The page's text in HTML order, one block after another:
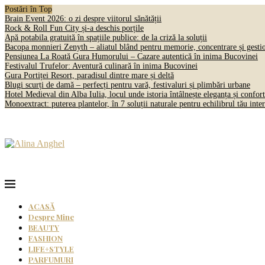
Postări în Top
Brain Event 2026: o zi despre viitorul sănătății
Rock & Roll Fun City și-a deschis porțile
Apă potabila gratuită în spațiile publice: de la criză la soluții
Bacopa monnieri Zenyth – aliatul blând pentru memorie, concentrare și
Pensiunea La Roată Gura Humorului – Cazare autentică în inima Bucovinei
Festivalul Trufelor: Aventură culinară în inima Bucovinei
Gura Portiței Resort, paradisul dintre mare și deltă
Blugi scurți de damă – perfecți pentru vară, festivaluri și plimbări urbane
Hotel Medieval din Alba Iulia, locul unde istoria întâlnește eleganța și
Monoextract: puterea plantelor, în 7 soluții naturale pentru echilibrul tău
ACASĂ
Despre Mine
BEAUTY
FASHION
LIFE+STYLE
PARFUMURI